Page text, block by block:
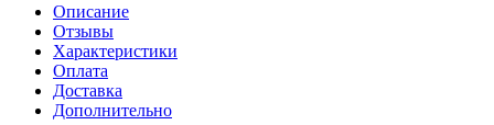
Описание
Отзывы
Характеристики
Оплата
Доставка
Дополнительно